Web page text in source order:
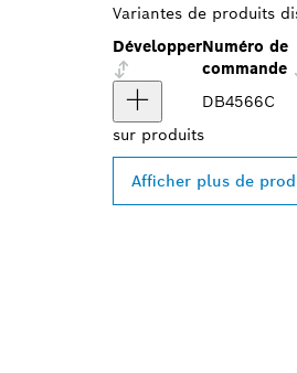
Variantes de produits
DévelopperNuméro de
commande
DB4566C
sur produits
Afficher plus de